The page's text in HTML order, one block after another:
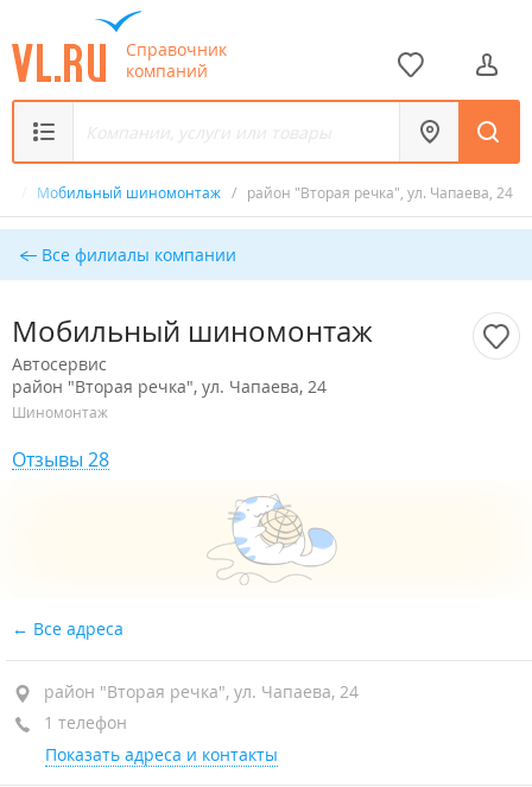
Справочник
компаний
Мобильный шиномонтаж / район "Вторая речка", ул. Чапаева, 24
Все филиалы компании
Мобильный шиномонтаж
Автосервис
район "Вторая речка", ул. Чапаева, 24
Шиномонтаж
Отзывы 28
Все адреса
район "Вторая речка", ул. Чапаева, 24
1 телефон
Показать адреса и контакты